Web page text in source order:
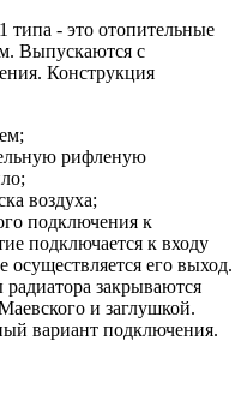
типа - это отопительные
Выпускаются с
Конструкция
рифленую
воздуха;
подключения к
подключается к входу
осуществляется его выход.
закрываются
и заглушкой.
вариант подключения.